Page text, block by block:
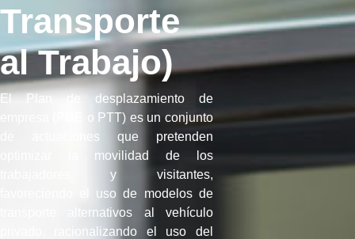
Transporte
al Trabajo)
El Plan de desplazamiento de
empresa (PDE o PTT) es un conjunto
de actuaciones que pretenden
optimizar la movilidad de los
trabajadores y visitantes,
favoreciendo el uso de modelos de
transporte alternativos al vehículo
privado, racionalizando el uso del